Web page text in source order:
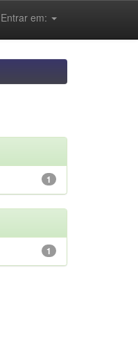
Entrar em:
1
1